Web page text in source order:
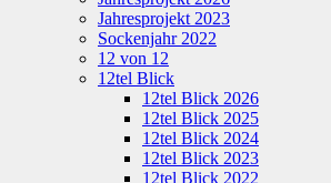
Jahresprojekt 2023
Sockenjahr 2022
12 von 12
12tel Blick
12tel Blick 2026
12tel Blick 2025
12tel Blick 2024
12tel Blick 2023
12tel Blick 2022